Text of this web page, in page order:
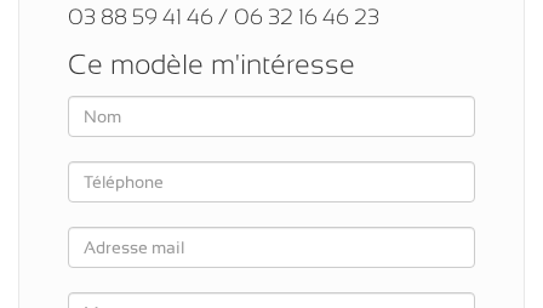
03 88 59 41 46 / 06 32 16 46 23
Ce modèle m'intéresse